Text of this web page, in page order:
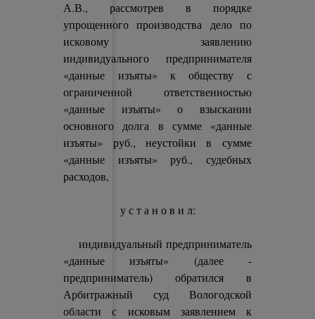
А.В., рассмотрев в порядке
упрощенного производства дело по
исковому заявлению
индивидуального предпринимателя
«данные изъяты» к обществу с
ограниченной ответственностью
«данные изъяты» о взыскании
основного долга в сумме «данные
изъяты» руб., неустойки в сумме
«данные изъяты» руб., судебных
расходов,
у с т а н о в и л:
индивидуальный предприниматель
«данные изъяты» (далее -
предприниматель) обратился в
Арбитражный суд Вологодской
области с исковым заявлением к